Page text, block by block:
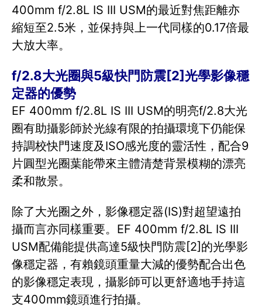
400mm f/2.8L IS III USM的最近對焦距離亦
縮短至2.5米，並保持與上一代同樣的0.17倍最
大放大率。
f/2.8大光圈與5級快門防震[2]光學影像穩
定器的優勢
EF 400mm f/2.8L IS III USM的明亮f/2.8大光
圈有助攝影師於光線有限的拍攝環境下仍能保
持調校快門速度及ISO感光度的靈活性，配合9
片圓型光圈葉能帶來主體清楚背景模糊的漂亮
柔和散景。
除了大光圈之外，影像穩定器(IS)對超望遠拍
攝而言亦同樣重要。EF 400mm f/2.8L IS III
USM配備能提供高達5級快門防震[2]的光學影
像穩定器，有賴鏡頭重量大減的優勢配合出色
的影像穩定表現，攝影師可以更舒適地手持這
支400mm鏡頭進行拍攝。